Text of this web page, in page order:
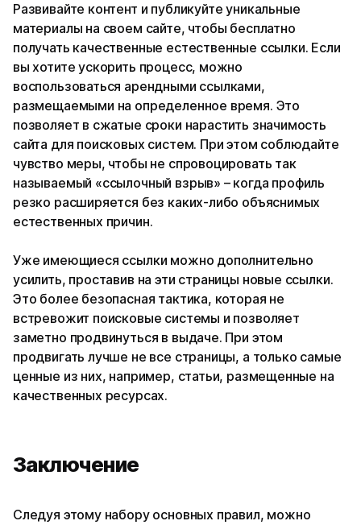
Развивайте контент и публикуйте уникальные
материалы на своем сайте, чтобы бесплатно
получать качественные естественные ссылки. Если
вы хотите ускорить процесс, можно
воспользоваться арендными ссылками,
размещаемыми на определенное время. Это
позволяет в сжатые сроки нарастить значимость
сайта для поисковых систем. При этом соблюдайте
чувство меры, чтобы не спровоцировать так
называемый «ссылочный взрыв» – когда профиль
резко расширяется без каких-либо объяснимых
естественных причин.
Уже имеющиеся ссылки можно дополнительно
усилить, проставив на эти страницы новые ссылки.
Это более безопасная тактика, которая не
встревожит поисковые системы и позволяет
заметно продвинуться в выдаче. При этом
продвигать лучше не все страницы, а только самые
ценные из них, например, статьи, размещенные на
качественных ресурсах.
Заключение
Следуя этому набору основных правил, можно